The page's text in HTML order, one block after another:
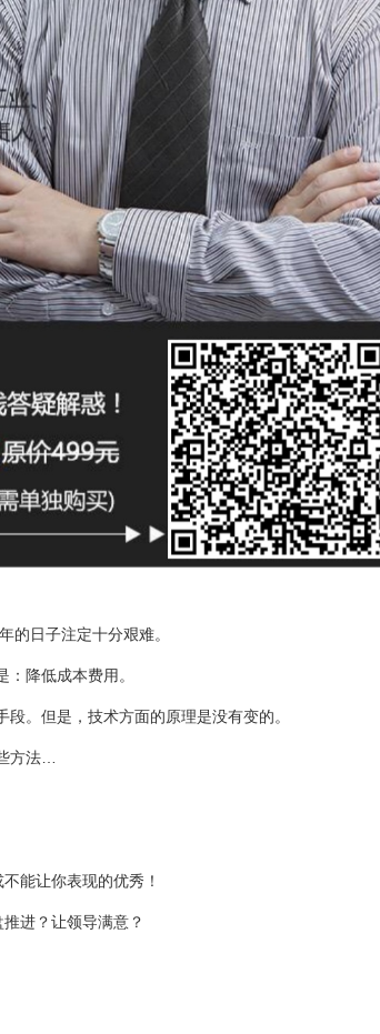
的日子注定十分艰难。
降低成本费用。
。但是，技术方面的原理是没有变的。
方法…
能让你表现的优秀！
进？让领导满意？